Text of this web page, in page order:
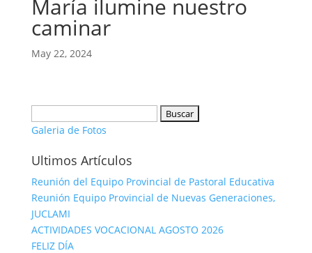
María ilumine nuestro
caminar
May 22, 2024
Galeria de Fotos
Ultimos Artículos
Reunión del Equipo Provincial de Pastoral Educativa
Reunión Equipo Provincial de Nuevas Generaciones,
JUCLAMI
ACTIVIDADES VOCACIONAL AGOSTO 2026
FELIZ DÍA